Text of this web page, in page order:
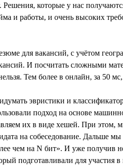
которые у нас
и работы, и очень высоких
для вакансий, с учётом
И посчитать сложными
Тем более в онлайн, за 50
эвристики и
подход на основе
их в виде хешей. При
на собеседование. Дальше
чем на N бит». И уже
подготавливали для